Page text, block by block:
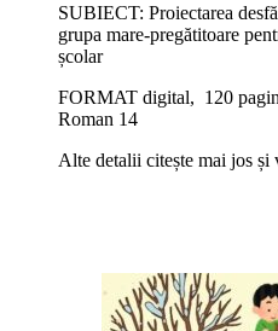
SUBIECT: Proiectarea
grupa mare-pregătitoare
școlar
FORMAT digital, 120
Roman 14
Alte detalii citește mai jos și